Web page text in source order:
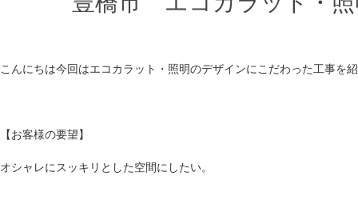
こんにちは今回はエコカラット・照明のデザインにこだわった工事を
【お客様の要望】
オシャレにスッキリとした空間にしたい。